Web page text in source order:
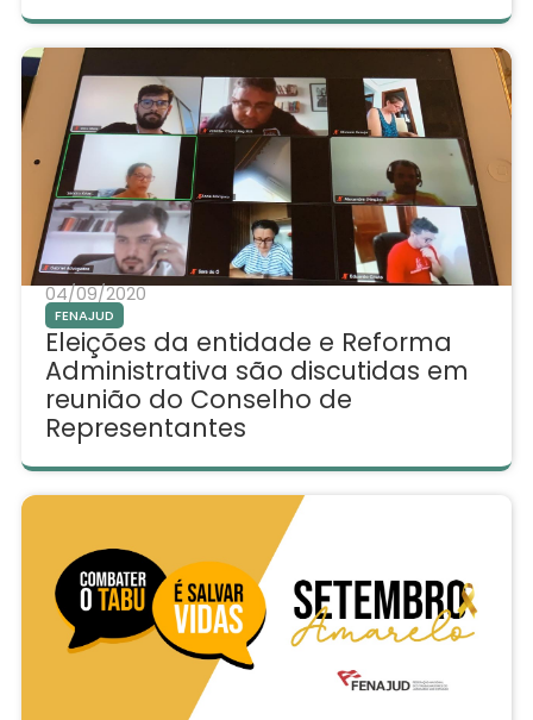
04/09/2020
FENAJUD
Eleições da entidade e Reforma
Administrativa são discutidas em
reunião do Conselho de
Representantes